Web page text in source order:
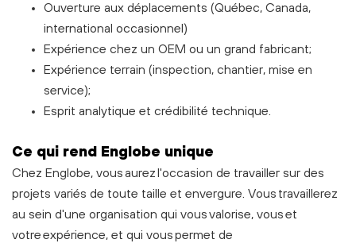
Ouverture aux déplacements (Québec, Canada,
international occasionnel)
Expérience chez un OEM ou un grand fabricant;
Expérience terrain (inspection, chantier, mise en
service);
Esprit analytique et crédibilité technique.
Ce qui rend Englobe unique
Chez Englobe, vous aurez l'occasion de travailler sur des
projets variés de toute taille et envergure. Vous travaillerez
au sein d'une organisation qui vous valorise, vous et
votre expérience, et qui vous permet de